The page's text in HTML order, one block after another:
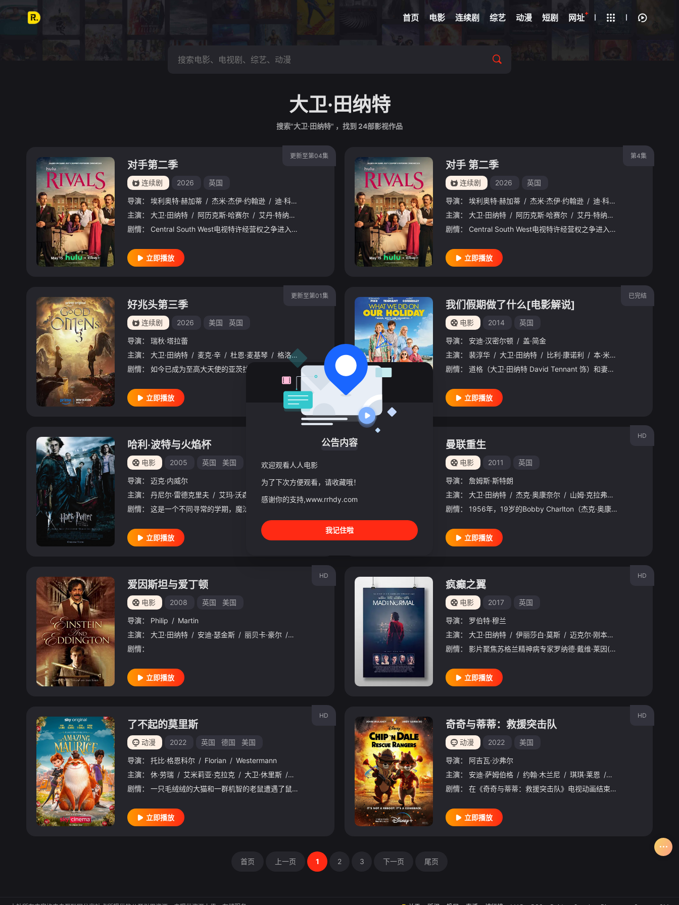
首页 电影 连续剧 综艺 动漫 短剧 网址+
网球 脑洞悬疑
大卫·田纳特
搜索"大卫·田纳特" ，找到 24部影视作品
更新至第04集
对手第二季
连续剧 2026 英国
导演： 埃利奥特·赫加蒂 / 杰米·杰伊·约翰逊 / 迪·科庞·奥莱利
主演：
大卫·田纳特 / 阿历克斯·哈赛尔 / 艾丹·特纳 / 贝拉·麦克莱恩 / 凯瑟琳·帕金森 / 丹尼·戴尔 / 维多莉亚·斯莫费特 / 克莱尔·拉什布鲁克
剧情：
Central South West电视特许经营权之争进入白热化阶段，Corinium与Venturer之间的战争正迈入危险新阶段。Tony Baddingham比以往更加冷酷无情，他决心将对手逐个击
立即播放
第4集
对手 第二季
连续剧 2026 英国
导演： 埃利奥特·赫加蒂 / 杰米·杰伊·约翰逊 / 迪·科庞·奥莱利
主演：
大卫·田纳特 / 阿历克斯·哈赛尔 / 艾丹·特纳 /
剧情：
Central South West电视特许经营权之争进入白热化阶段，Corinium与Venturer之间的战争正迈入危险新阶段。Tony Baddingham比以往更加冷酷无情，他决心将对手逐个击
立即播放
更新至第01集
好兆头第三季
连续剧 2026 美国 英国
导演：
瑞秋·塔拉蕾
主演：
大卫·田纳特 / 麦克·辛 / 杜恩·麦基琴 / 格洛里亚·奥比安约 / 保罗·查希迪 / 奎琳·塞普尔维达 / 比拉尔·哈斯纳 / 多娜·普雷斯顿 / 波佩·李·弗里尔 /
剧情：
如今已成为至高大天使的亚茨拉斐尔（麦克·辛 饰）在第二次降临的计划正朝着出人意料却又危险的方向发展之际，寻求克劳利（大卫·田纳特 饰）的帮助。天使与恶魔能否在一切为时已晚之前，弥合他们之间的分歧？
立即播放
已完结
我们假期做了什么[电影解说]
电影 2014 英国
导演： 安迪·汉密尔顿 / 盖·简金
主演：
裴淳华 / 大卫·田纳特 / 比利·康诺利 / 本·米勒
剧情：
道格（大卫·田纳特 David Tennant 饰）和妻子阿比（裴淳华 Rosamund Pike 饰）带着三个孩子，一家五口自驾去遥远的苏格兰高地为道格的父亲戈蒂（比利·康诺利 Billy Conn
立即播放
哈利·波特与火焰杯
电影 2005 英国 美国
导演：
迈克·内威尔
主演：
丹尼尔·雷德克里夫 / 艾玛·沃森 鲁伯特·格林特 迈克尔·刚本 / 蒂莫西·斯波 / 罗伯特·帕丁森 / 梁佩诗 / 大卫·田纳特
剧情：
立即播放
HD
曼联重生
电影 2011 英国
导演：
詹姆斯·斯特朗
主演：
大卫·田纳特 / 杰克·奥康奈尔 / 山姆·克拉弗林
剧情：
1956年，19岁的Bobby Charlton（杰克·奥康奈尔 Jack O'Connell 饰）在助理教练Jimmy Murphy（大卫·田纳特 David Tennant 饰）的帮助下第
立即播放
HD
爱因斯坦与爱丁顿
电影 2008 英国 美国
导演： Philip / Martin
主演：
大卫·田纳特 / 安迪·瑟金斯 / 丽贝卡·豪尔 / 乔迪·梅 帕特里克·肯尼迪 / 埃莉诺·汤姆林森
剧情：
立即播放
HD
疯癫之翼
电影 2017 英国
导演：
罗伯特·穆兰
主演：
大卫·田纳特 / 伊丽莎白·莫斯 / 迈克尔·刚本 /
剧情：
影片聚焦苏格兰精神病专家罗纳德·戴维·莱因(R. D. Laing)，他对患有精神障碍病症的患者采用了多种勇敢大胆的治疗方式，在60年代获得了极高的赞誉。他创造了将麦角酸酰二乙胺融入实验中、最终形成一
立即播放
HD
了不起的莫里斯
动漫 2022 英国 德国 美国
导演： 托比·格恩科尔 / Florian / Westermann
主演：
休·劳瑞 / 艾米莉亚·克拉克 / 大卫·休里斯 / 希米什·帕特尔 杰玛·阿特登 / 乔·萨格 / 阿利安·巴克瑞 / 朱莉·阿瑟顿 罗伯·布莱顿 休·博纳维尔
剧情：
一只毛绒绒的大猫和一群机智的老鼠遭遇了鼠王，在人类的帮助下打败劲敌，收获友谊。动画片根据上世纪90年代英国最受欢迎的儿童作家特里·普拉切特的作品改编，《怪物史莱克》的编剧特里·鲁西奥担任本片编剧。3D
立即播放
HD
奇奇与蒂蒂：救援突击队
动漫 2022 美国
导演：
阿吉瓦·沙弗尔
主演：
安迪·萨姆伯格 / 约翰·木兰尼 / 琪琪·莱恩 / 威尔·阿奈特
剧情：
在《奇奇与蒂蒂：救援突击队》电视动画结束30年后，奇奇成为了一个过着枯燥生活的保险业务员，蒂蒂则动了CGI手术让自己变成时下的3D动画造型，到处参加影迷活动回味着往日的辉煌；就在此时，针对动画人物的绑
立即播放
首页 上一页 1 2 3 下一页 尾页
公告内容
欢迎观看人人电影
为了下次方便观看，请收藏哦！
感谢你的支持,www.rrhdy.com
我记住啦